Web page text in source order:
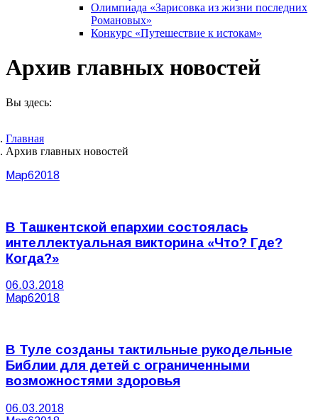
Олимпиада «Зарисовка из жизни последних
Романовых»
Конкурс «Путешествие к истокам»
Архив главных новостей
Вы здесь:
Главная
Архив главных новостей
Мар62018
В Ташкентской епархии состоялась
интеллектуальная викторина «Что? Где?
Когда?»
06.03.2018
Мар62018
В Туле созданы тактильные рукодельные
Библии для детей с ограниченными
возможностями здоровья
06.03.2018